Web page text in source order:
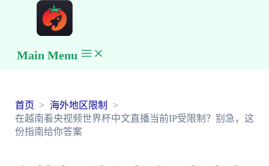
Main Menu
首页
海外地区限制
在越南看央视频世界杯中文直播当前IP受限制？别急，这
份指南给你答案